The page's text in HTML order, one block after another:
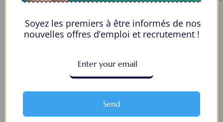
Alertes d’Emploi
Mes Favoris
Postuler en ligne : 5 erreurs courantes à éviter pour maximiser vos
8 Décisions Importantes Pour Ne Pas Vivre Avec Des Regrets
Espace Employeurs
Parcourirs les employeurs
Soyez les premiers à être informés de nos
nouvelles offres d’emploi et recrutement !
Send